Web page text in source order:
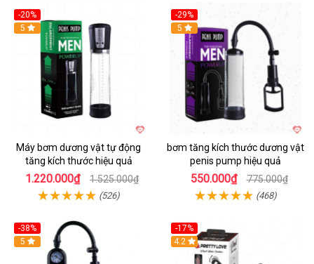
-20%
5
Máy bơm dương vật tự động
tăng kích thước hiệu quả
1.220.000₫ 1.525.000₫
(526)
-29%
5
bơm tăng kích thước dương vật
penis pump hiệu quả
550.000₫ 775.000₫
(468)
-38%
Hot
5
-17%
4.2